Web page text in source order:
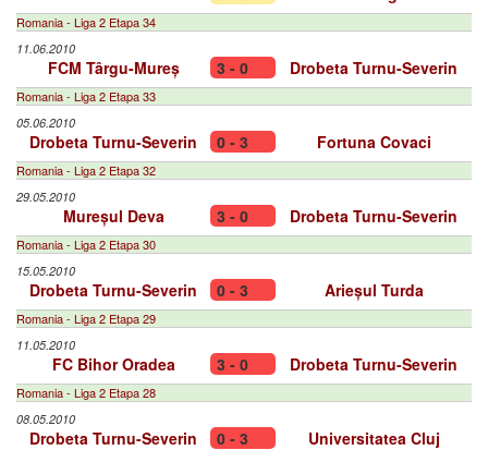
Romania - Liga 2 Etapa 34
11.06.2010
FCM Târgu-Mureș 3 - 0 Drobeta Turnu-Severin
Romania - Liga 2 Etapa 33
05.06.2010
Drobeta Turnu-Severin 0 - 3 Fortuna Covaci
Romania - Liga 2 Etapa 32
29.05.2010
Mureșul Deva 3 - 0 Drobeta Turnu-Severin
Romania - Liga 2 Etapa 30
15.05.2010
Drobeta Turnu-Severin 0 - 3 Arieșul Turda
Romania - Liga 2 Etapa 29
11.05.2010
FC Bihor Oradea 3 - 0 Drobeta Turnu-Severin
Romania - Liga 2 Etapa 28
08.05.2010
Drobeta Turnu-Severin 0 - 3 Universitatea Cluj